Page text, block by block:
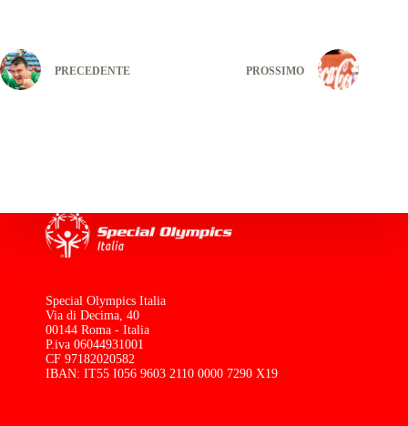
PRECEDENTE PROSSIMO
Special Olympics Italia
Via di Decima, 40
00144 Roma - Italia
P.iva 06044931001
CF 97182020582
IBAN: IT55 I056 9603 2110 0000 7290 X19